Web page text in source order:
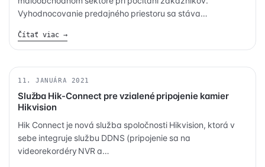
Vyhodnocovanie predajného priestoru sa stáva
meradlom. Majitelia predajní tak získavajú nástroj, vďaka
ktorému vedia zhromaždiť dáta pre rozhodovanie počas
hľadania úspor a zvyšovania ziskov.
Čítať viac →
KAMERY
11. JANUÁRA 2021
Služba Hik-Connect pre vzialené pripojenie kamier
Hikvision
Hik Connect je nová služba spoločnosti Hikvision, ktorá v
sebe integruje službu DDNS (pripojenie sa na
videorekordéry NVR a